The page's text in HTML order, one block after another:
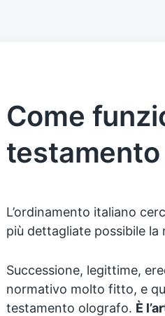
Come
L’ordinamento italiano
più dettagliate possibile la
Successione, legittime,
normativo molto fitto, e
testamento olografo. È